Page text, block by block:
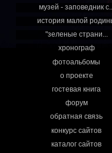
музей - заповедник
история малой
"зеленые страни...
хронограф
фотоальбомы
о проекте
гостевая книга
форум
обратная связь
конкурс сайтов
каталог сайтов